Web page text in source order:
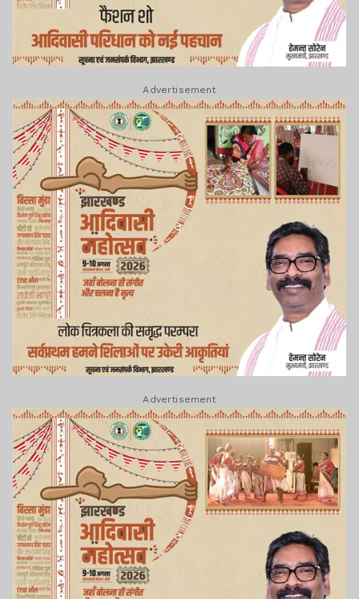
Advertisement
Advertisement